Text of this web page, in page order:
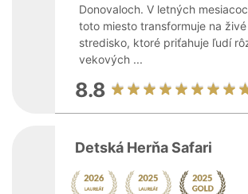
Donovaloch. V letných
toto miesto transformuje na živé
stredisko, ktoré priťahuje ľudí
vekových ...
8.8
Detská Herňa Safari